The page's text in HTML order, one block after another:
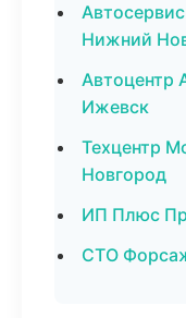
Нижний
Автоцентр
Ижевск
Техцентр
Новгород
ИП Плюс
СТО